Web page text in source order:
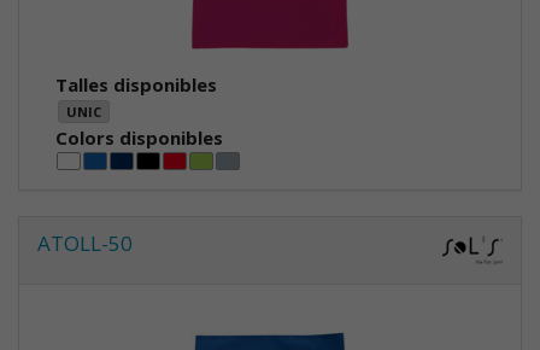
Talles disponibles
UNIC
Colors disponibles
ATOLL-50